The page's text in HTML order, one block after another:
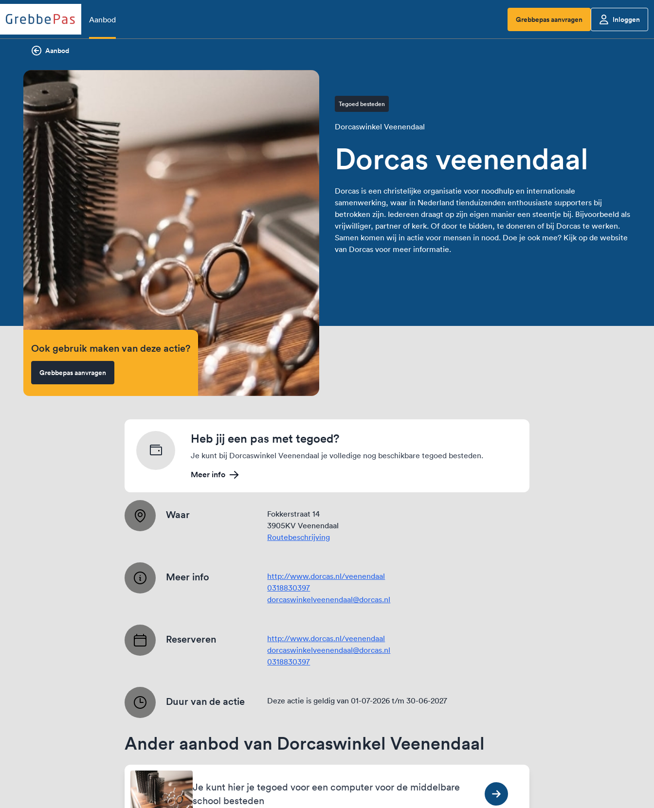
Aanbod Grebbepas aanvragen Inloggen
Aanbod
Tegoed besteden
Dorcaswinkel Veenendaal
Dorcas veenendaal
Dorcas is een christelijke organisatie voor noodhulp en internationale
samenwerking, waar in Nederland tienduizenden enthousiaste supporters bij
betrokken zijn. Iedereen draagt op zijn eigen manier een steentje bij. Bijvoorbeeld als
vrijwilliger, partner of kerk. Of door te bidden, te doneren of bij Dorcas te werken.
Samen komen wij in actie voor mensen in nood. Doe je ook mee? Kijk op de website
van Dorcas voor meer informatie.
Ook gebruik maken van deze actie?
Grebbepas aanvragen
Heb jij een pas met tegoed?
Je kunt bij Dorcaswinkel Veenendaal je volledige nog beschikbare tegoed besteden.
Meer info
Waar
Fokkerstraat 14
3905KV Veenendaal
Routebeschrijving
Meer info
http://www.dorcas.nl/veenendaal
0318830397
dorcaswinkelveenendaal@dorcas.nl
Reserveren
http://www.dorcas.nl/veenendaal
dorcaswinkelveenendaal@dorcas.nl
0318830397
Duur van de actie Deze actie is geldig van 01-07-2026 t/m 30-06-2027
Ander aanbod van Dorcaswinkel Veenendaal
Je kunt hier je tegoed voor een computer voor de middelbare
school besteden